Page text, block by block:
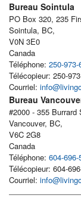
Bureau Sointula
PO Box 320, 235
Sointula, BC,
V0N 3E0
Canada
Téléphone: 250-973-
Télécopieur: 250-
Courriel:
Bureau
#2000 - 355 Burrard
Vancouver, BC,
V6C 2G8
Canada
Téléphone: 604-696-
Télécopieur: 604-
Courriel: